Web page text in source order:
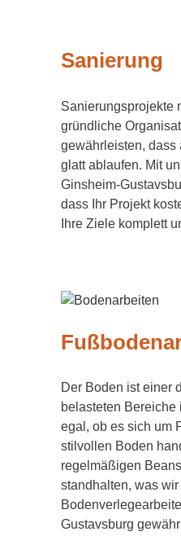
Sanierung
Sanierungsprojekte
gründliche
gewährleisten, dass
glatt ablaufen. Mit
Ginsheim-
dass Ihr Projekt
Ihre Ziele komplett
Der Boden ist einer
belasteten Bereiche
egal, ob es sich um
stilvollen Boden
regelmäßigen
standhalten, was
Gustavsburg